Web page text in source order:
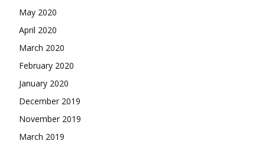
May 2020
April 2020
March 2020
February 2020
January 2020
December 2019
November 2019
March 2019